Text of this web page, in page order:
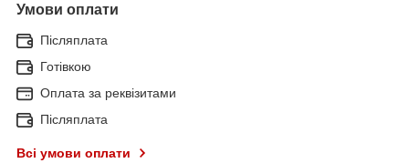
Умови оплати
Післяплата
Готівкою
Оплата за реквізитами
Післяплата
Всі умови оплати